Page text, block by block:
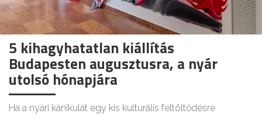
5 kihagyhatatlan kiállítás
Budapesten augusztusra, a nyár
utolsó hónapjára
Ha a nyári kánikulát egy kis kulturális feltöltődésre